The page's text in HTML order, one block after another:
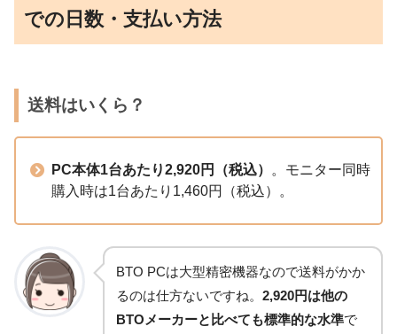
での日数・支払い方法
送料はいくら？
PC本体1台あたり2,920円（税込）
。モニター同時
購入時は1台あたり1,460円（税込）。
BTO PCは大型精密機器なので送料がかか
るのは仕方ないですね。 2,920円は他の
BTOメーカーと比べても標準的な水準で